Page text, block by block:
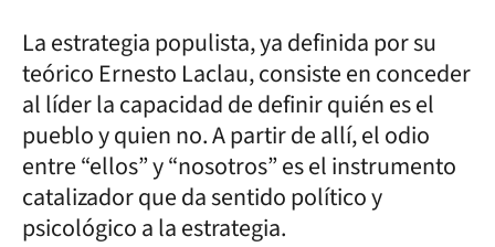
La estrategia populista, ya definida por su
teórico Ernesto Laclau, consiste en conceder
al líder la capacidad de definir quién es el
pueblo y quien no. A partir de allí, el odio
entre “ellos” y “nosotros” es el instrumento
catalizador que da sentido político y
psicológico a la estrategia.